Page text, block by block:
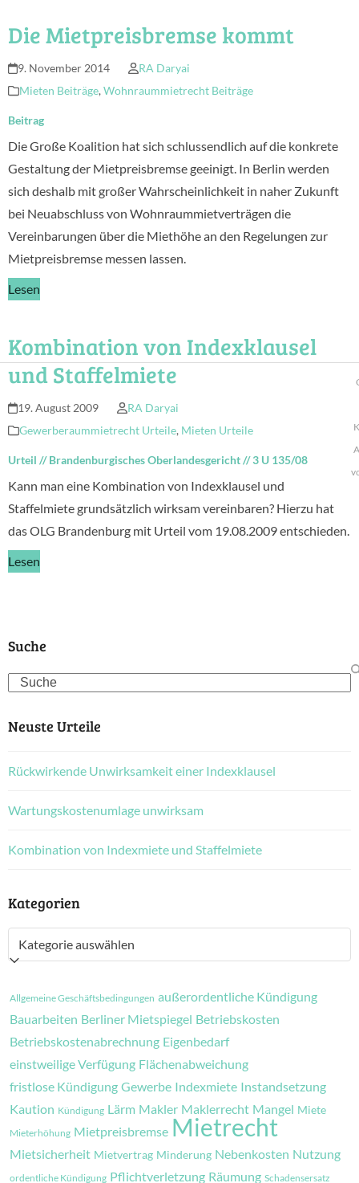
Die Mietpreisbremse kommt
9. November 2014
RA Daryai
Mieten Beiträge, Wohnraummietrecht Beiträge
Beitrag
Die Große Koalition hat sich schlussendlich auf die konkrete
Gestaltung der Mietpreisbremse geeinigt. In Berlin werden
sich deshalb mit großer Wahrscheinlichkeit in naher Zukunft
bei Neuabschluss von Wohnraummietverträgen die
Vereinbarungen über die Miethöhe an den Regelungen zur
Mietpreisbremse messen lassen.
Lesen
Kombination von Indexklausel
und Staffelmiete
19. August 2009
RA Daryai
Gewerberaummietrecht Urteile, Mieten Urteile
Urteil //Brandenburgisches Oberlandesgericht//3 U 135/08
Kann man eine Kombination von Indexklausel und
Staffelmiete grundsätzlich wirksam vereinbaren? Hierzu hat
das OLG Brandenburg mit Urteil vom 19.08.2009 entschieden.
Lesen
Suche
Search
Neuste Urteile
Rückwirkende Unwirksamkeit einer Indexklausel
Wartungskostenumlage unwirksam
Kombination von Indexmiete und Staffelmiete
Kategorien
Kategorien
Allgemeine Geschäftsbedingungen außerordentliche Kündigung
Bauarbeiten Berliner Mietspiegel Betriebskosten
Betriebskostenabrechnung Eigenbedarf
einstweilige Verfügung Flächenabweichung
fristlose Kündigung Gewerbe Indexmiete Instandsetzung
Kaution Kündigung Lärm Makler Maklerrecht Mangel Miete
Mieterhöhung Mietpreisbremse Mietrecht
Mietsicherheit Mietvertrag Minderung Nebenkosten Nutzung
ordentliche Kündigung Pflichtverletzung Räumung Schadensersatz